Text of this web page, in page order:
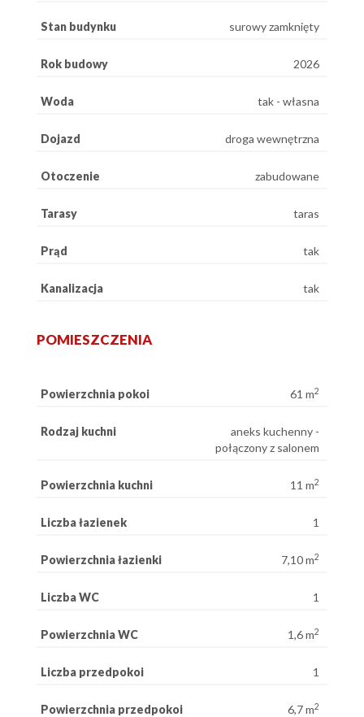
Stan budynku surowy zamknięty
Rok budowy 2026
Woda tak - własna
Dojazd droga wewnętrzna
Otoczenie zabudowane
Tarasy taras
Prąd tak
Kanalizacja tak
POMIESZCZENIA
Powierzchnia pokoi 61 m2
Rodzaj kuchni
aneks kuchenny -
połączony z salonem
Powierzchnia kuchni 11 m2
Liczba łazienek 1
Powierzchnia łazienki 7,10 m2
Liczba WC 1
Powierzchnia WC 1,6 m2
Liczba przedpokoi 1
Powierzchnia przedpokoi 6,7 m2